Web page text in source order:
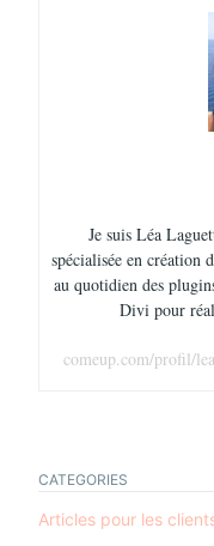
Je suis Léa
spécialisée en création
au quotidien des
Divi pour
comeup.com/profil/
CATEGORIES
Articles pour les
TAGS
design